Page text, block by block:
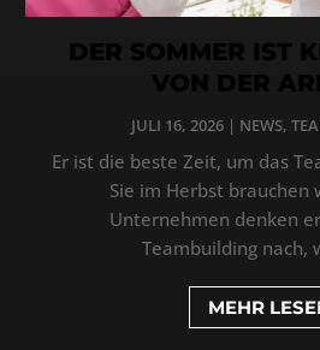
DER SOMMER IST
VON DER
JULI 16, 2026| NEWS,
Er ist die beste Zeit, um das
Sie im Herbst brauchen
Unternehmen denken
Teambuilding nach,
MEHR